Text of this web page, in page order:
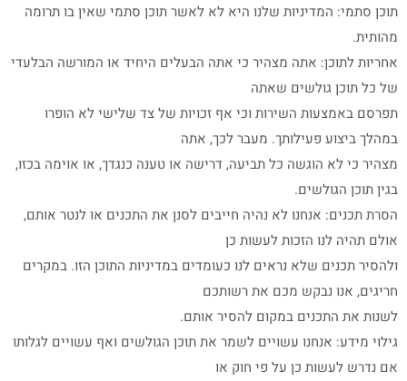
תוכן סתמי: המדיניות שלנו היא לא לאשר תוכן סתמי שאין בו תרומה
מהותית.
אחריות לתוכן: אתה מצהיר כי אתה הבעלים היחיד או המורשה הבלעדי
של כל תוכן גולשים שאתה
תפרסם באמצעות השירות וכי אף זכויות של צד שלישי לא הופרו
במהלך ביצוע פעילותך. מעבר לכך, אתה
מצהיר כי לא הוגשה כל תביעה, דרישה או טענה כנגדך, או אוימה בכזו,
בגין תוכן הגולשים.
הסרת תכנים: אנחנו לא נהיה חייבים לסנן את התכנים או לנטר אותם,
אולם תהיה לנו הזכות לעשות כן
ולהסיר תכנים שלא נראים לנו כעומדים במדיניות התוכן הזו. במקרים
חריגים, אנו נבקש מכם את רשותכם
לשנות את התכנים במקום להסיר אותם.
גילוי מידע: אנחנו עשויים לשמר את תוכן הגולשים ואף עשויים לגלותו
אם נדרש לעשות כן על פי חוק או